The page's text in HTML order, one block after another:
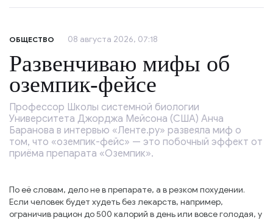
ОБЩЕСТВО 08 августа 2026, 07:18
Развенчиваю мифы об
оземпик-фейсе
Профессор Школы системной биологии
Университета Джорджа Мейсона (США) Анча
Баранова в интервью «Ленте.ру» развеяла миф о
том, что «оземпик-фейс» — это побочный эффект от
приёма препарата «Оземпик».
По её словам, дело не в препарате, а в резком похудении.
Если человек будет худеть без лекарств, например,
ограничив рацион до 500 калорий в день или вовсе голодая, у